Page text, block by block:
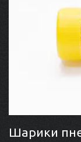
Шарики